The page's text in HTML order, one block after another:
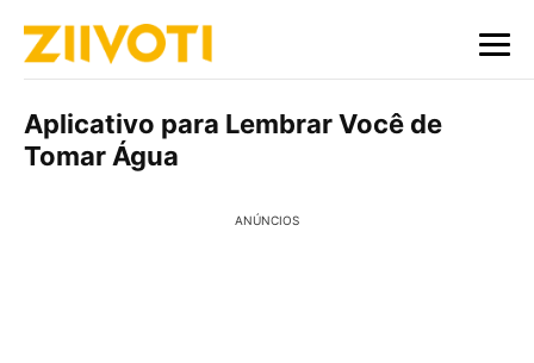
Aplicativo para Lembrar Você de
Tomar Água
ANÚNCIOS